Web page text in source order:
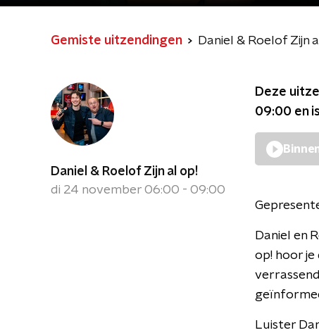
Gemiste uitzendingen Daniel & Roelof Zijn
Daniel & Roelof Zijn al op!
di 24 november 06:00 - 09:00
Deze
09:00 en
Daniel en
op! hoor je
Luister